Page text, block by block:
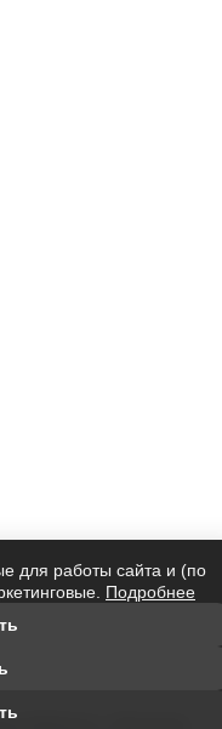
Мебели» г.Кузнецк
для работы сайта и (по
Подробнее